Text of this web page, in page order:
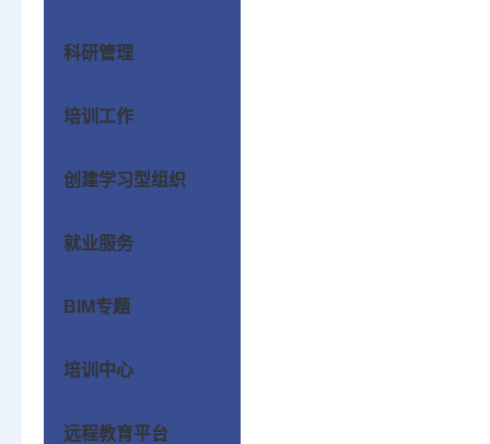
科研管理
培训工作
创建学习型组织
就业服务
BIM专题
培训中心
远程教育平台